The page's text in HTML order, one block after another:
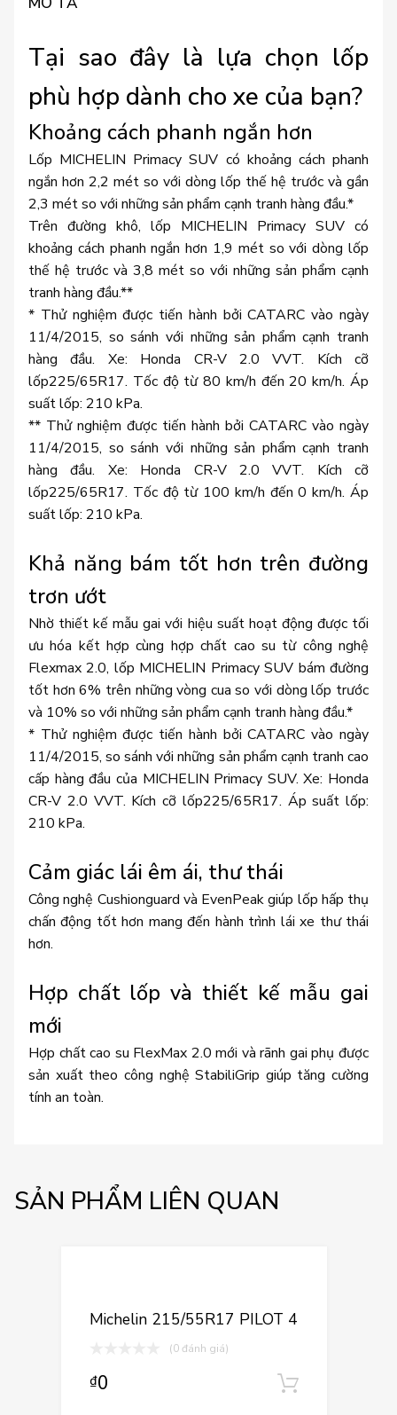
Tại sao đây là lựa chọn lốp
phù hợp dành cho xe của bạn?
Khoảng cách phanh ngắn hơn
Lốp MICHELIN Primacy SUV có khoảng cách phanh
ngắn hơn 2,2 mét so với dòng lốp thế hệ trước và gần
2,3 mét so với những sản phẩm cạnh tranh hàng đầu.*
Trên đường khô, lốp MICHELIN Primacy SUV có
khoảng cách phanh ngắn hơn 1,9 mét so với dòng lốp
thế hệ trước và 3,8 mét so với những sản phẩm cạnh
tranh hàng đầu.**
* Thử nghiệm được tiến hành bởi CATARC vào ngày
11/4/2015, so sánh với những sản phẩm cạnh tranh
hàng đầu. Xe: Honda CR-V 2.0 VVT. Kích cỡ
lốp225/65R17. Tốc độ từ 80 km/h đến 20 km/h. Áp
suất lốp: 210 kPa.
** Thử nghiệm được tiến hành bởi CATARC vào ngày
11/4/2015, so sánh với những sản phẩm cạnh tranh
hàng đầu. Xe: Honda CR-V 2.0 VVT. Kích cỡ
lốp225/65R17. Tốc độ từ 100 km/h đến 0 km/h. Áp
suất lốp: 210 kPa.
Khả năng bám tốt hơn trên đường
trơn ướt
Nhờ thiết kế mẫu gai với hiệu suất hoạt động được tối
ưu hóa kết hợp cùng hợp chất cao su từ công nghệ
Flexmax 2.0, lốp MICHELIN Primacy SUV bám đường
tốt hơn 6% trên những vòng cua so với dòng lốp trước
và 10% so với những sản phẩm cạnh tranh hàng đầu.*
* Thử nghiệm được tiến hành bởi CATARC vào ngày
11/4/2015, so sánh với những sản phẩm cạnh tranh cao
cấp hàng đầu của MICHELIN Primacy SUV. Xe: Honda
CR-V 2.0 VVT. Kích cỡ lốp225/65R17. Áp suất lốp:
210 kPa.
Cảm giác lái êm ái, thư thái
Công nghệ Cushionguard và EvenPeak giúp lốp hấp thụ
chấn động tốt hơn mang đến hành trình lái xe thư thái
hơn.
Hợp chất lốp và thiết kế mẫu gai
mới
Hợp chất cao su FlexMax 2.0 mới và rãnh gai phụ được
sản xuất theo công nghệ StabiliGrip giúp tăng cường
tính an toàn.
SẢN PHẨM LIÊN QUAN
Michelin 215/55R17 PILOT 4
(0 đánh giá)
₫0